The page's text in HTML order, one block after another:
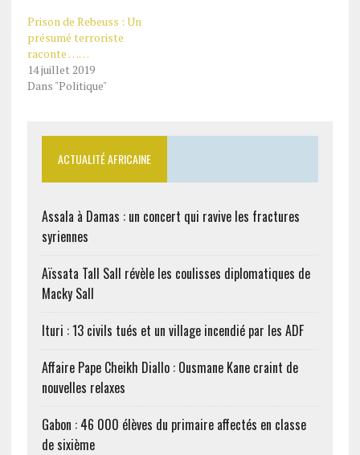
Prison de Rebeuss : Un
présumé terroriste
raconte ……
14 juillet 2019
Dans "Politique"
ACTUALITÉ AFRICAINE
Assala à Damas : un concert qui ravive les fractures
syriennes
Aïssata Tall Sall révèle les coulisses diplomatiques de
Macky Sall
Ituri : 13 civils tués et un village incendié par les ADF
Affaire Pape Cheikh Diallo : Ousmane Kane craint de
nouvelles relaxes
Gabon : 46 000 élèves du primaire affectés en classe
de sixième